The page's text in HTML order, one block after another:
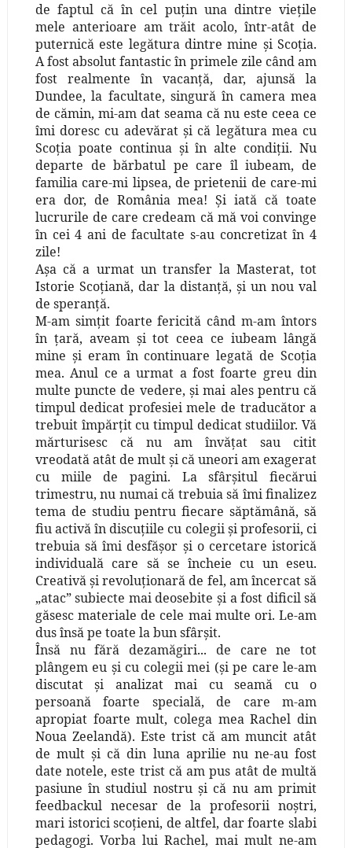
de faptul că în cel puţin una dintre vieţile
mele anterioare am trăit acolo, într-atât de
puternică este legătura dintre mine şi Scoţia.
A fost absolut fantastic în primele zile când am
fost realmente în vacanţă, dar, ajunsă la
Dundee, la facultate, singură în camera mea
de cămin, mi-am dat seama că nu este ceea ce
îmi doresc cu adevărat şi că legătura mea cu
Scoţia poate continua şi în alte condiţii. Nu
departe de bărbatul pe care îl iubeam, de
familia care-mi lipsea, de prietenii de care-mi
era dor, de România mea! Şi iată că toate
lucrurile de care credeam că mă voi convinge
în cei 4 ani de facultate s-au concretizat în 4
zile!
Aşa că a urmat un transfer la Masterat, tot
Istorie Scoţiană, dar la distanţă, şi un nou val
de speranţă.
M-am simţit foarte fericită când m-am întors
în ţară, aveam şi tot ceea ce iubeam lângă
mine şi eram în continuare legată de Scoţia
mea. Anul ce a urmat a fost foarte greu din
multe puncte de vedere, şi mai ales pentru că
timpul dedicat profesiei mele de traducător a
trebuit împărţit cu timpul dedicat studiilor. Vă
mărturisesc că nu am învăţat sau citit
vreodată atât de mult şi că uneori am exagerat
cu miile de pagini. La sfârşitul fiecărui
trimestru, nu numai că trebuia să îmi finalizez
tema de studiu pentru fiecare săptămână, să
fiu activă în discuţiile cu colegii şi profesorii, ci
trebuia să îmi desfăşor şi o cercetare istorică
individuală care să se încheie cu un eseu.
Creativă şi revoluţionară de fel, am încercat să
„atac” subiecte mai deosebite şi a fost dificil să
găsesc materiale de cele mai multe ori. Le-am
dus însă pe toate la bun sfârşit.
Însă nu fără dezamăgiri... de care ne tot
plângem eu şi cu colegii mei (şi pe care le-am
discutat şi analizat mai cu seamă cu o
persoană foarte specială, de care m-am
apropiat foarte mult, colega mea Rachel din
Noua Zeelandă). Este trist că am muncit atât
de mult şi că din luna aprilie nu ne-au fost
date notele, este trist că am pus atât de multă
pasiune în studiul nostru şi că nu am primit
feedbackul necesar de la profesorii noştri,
mari istorici scoţieni, de altfel, dar foarte slabi
pedagogi. Vorba lui Rachel, mai mult ne-am